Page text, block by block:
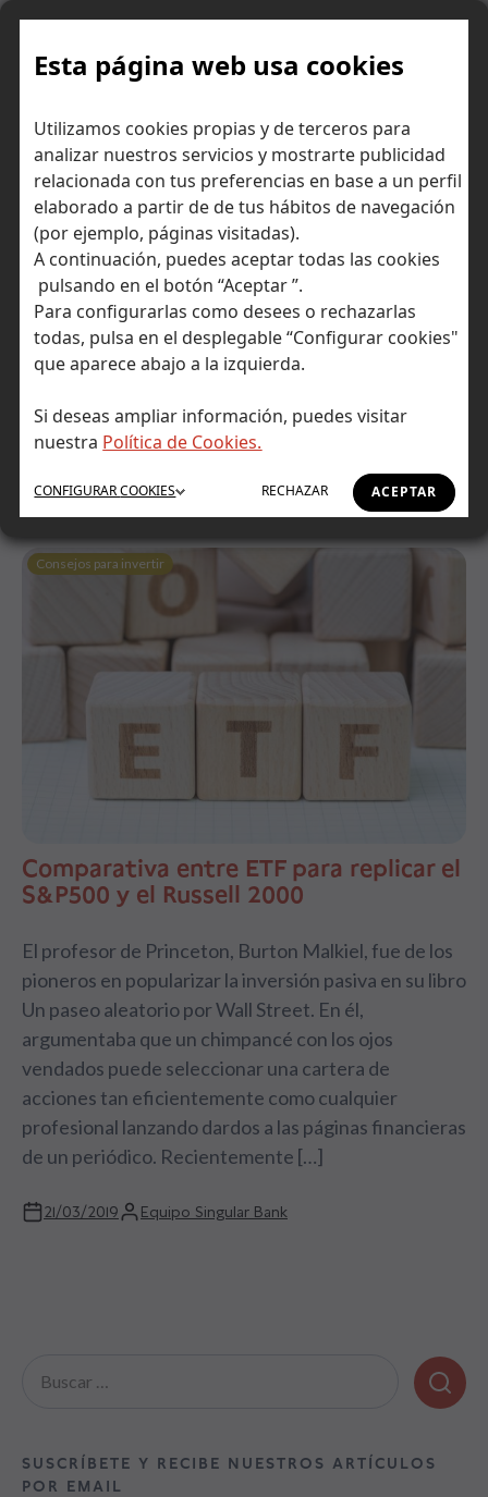
Esta página web usa cookies
Utilizamos cookies propias y de terceros para
analizar nuestros servicios y mostrarte publicidad
relacionada con tus preferencias en base a un perfil
elaborado a partir de de tus hábitos de navegación
(por ejemplo, páginas visitadas).
A continuación, puedes aceptar todas las cookies
pulsando en el botón “Aceptar ”.
Para configurarlas como desees o rechazarlas
todas, pulsa en el desplegable “Configurar cookies"
que aparece abajo a la izquierda.
Si deseas ampliar información, puedes visitar
nuestra Política de Cookies.
ACEPTAR
RECHAZAR
CONFIGURARCOOKIES
Skip
Ir a Self Bank »
El Blog de Self
Bank
Inversión Pasiva
Consejos para invertir
Comparativa entre ETF para replicar el
S&P500 y el Russell 2000
El profesor de Princeton, Burton Malkiel, fue de los
pioneros en popularizar la inversión pasiva en su libro
Un paseo aleatorio por Wall Street. En él,
argumentaba que un chimpancé con los ojos
vendados puede seleccionar una cartera de
acciones tan eficientemente como cualquier
profesional lanzando dardos a las páginas financieras
de un periódico. Recientemente […]
21/03/2019 Equipo Singular Bank
SUSCRÍBETE Y RECIBE NUESTROS ARTÍCULOS
POR EMAIL